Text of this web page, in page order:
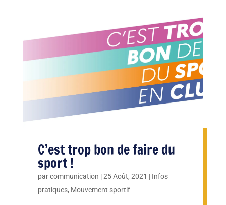
C’est trop bon de faire du
sport !
parcommunication |25 Août, 2021 | Infos
pratiques, Mouvement sportif